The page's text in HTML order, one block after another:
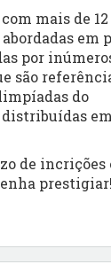
mais de 12
em
por
são
do
de incrições
prestigiar!